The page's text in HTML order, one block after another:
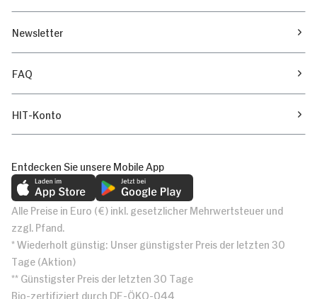
Newsletter
FAQ
HIT-Konto
Entdecken Sie unsere Mobile App
Alle Preise in Euro (€) inkl. gesetzlicher Mehrwertsteuer und
zzgl. Pfand.
* Wiederholt günstig: Unser günstigster Preis der letzten 30
Tage (Aktion)
** Günstigster Preis der letzten 30 Tage
Bio-zertifiziert durch DE-ÖKO-044